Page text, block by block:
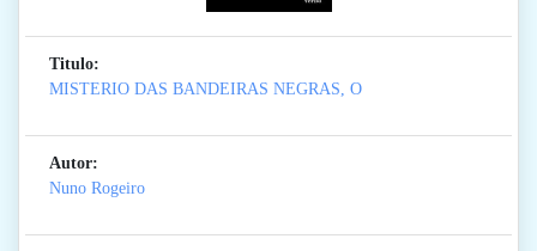
Titulo:
MISTERIO DAS BANDEIRAS NEGRAS, O
Autor:
Nuno Rogeiro